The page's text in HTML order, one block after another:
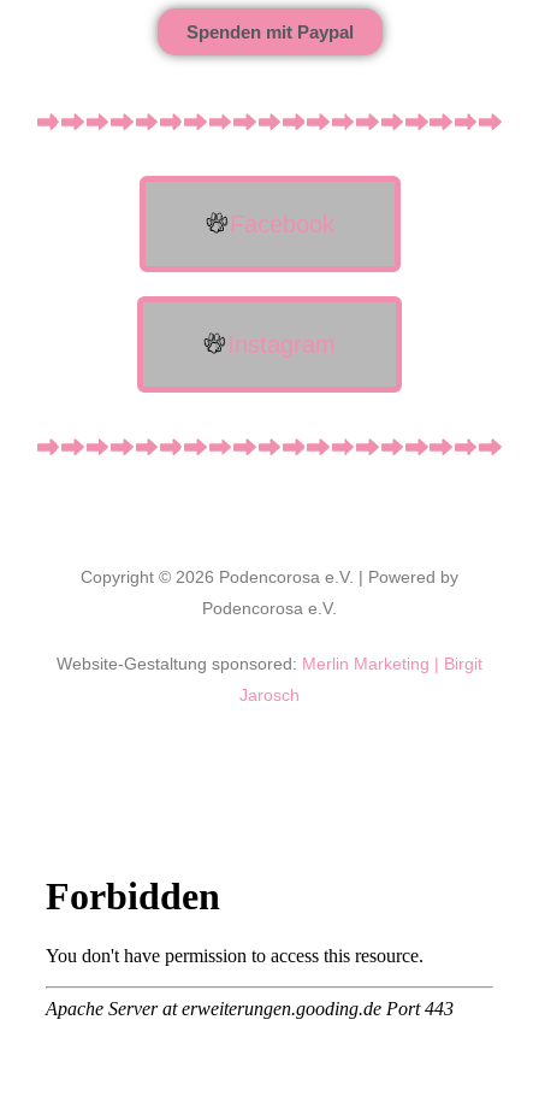
Spenden mit Paypal
Facebook
Instagram
Copyright © 2026 Podencorosa e.V. | Powered by
Podencorosa e.V.
Website-Gestaltung sponsored: Merlin Marketing | Birgit
Jarosch